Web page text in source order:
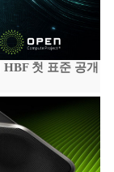
첫 표준 공개